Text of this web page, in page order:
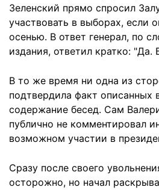
Зеленский прямо спросил
участвовать в выборах, если
осенью. В ответ генерал, по
издания, ответил кратко: "Да.
В то же время ни одна из
подтвердила факт описанных
содержание бесед. Сам
публично не комментировал
возможном участии в
Сразу после своего
осторожно, но начал